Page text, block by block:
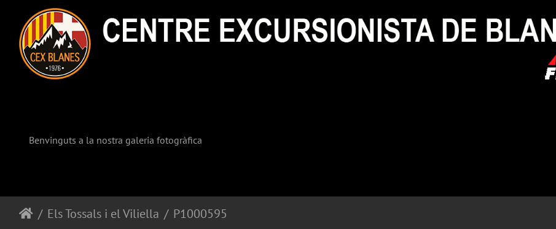
Benvinguts a la nostra galeria fotogràfica
Els Tossals i el Viliella P1000595